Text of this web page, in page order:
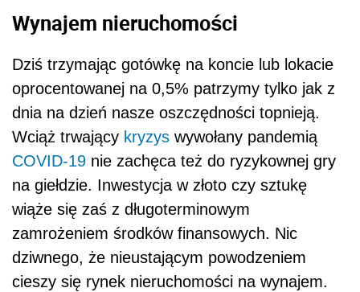
Wynajem nieruchomości
Dziś trzymając gotówkę na koncie lub lokacie
oprocentowanej na 0,5% patrzymy tylko jak z
dnia na dzień nasze oszczędności topnieją.
Wciąż trwający kryzys wywołany pandemią
COVID-19 nie zachęca też do ryzykownej gry
na giełdzie. Inwestycja w złoto czy sztukę
wiąże się zaś z długoterminowym
zamrożeniem środków finansowych. Nic
dziwnego, że nieustającym powodzeniem
cieszy się rynek nieruchomości na wynajem.